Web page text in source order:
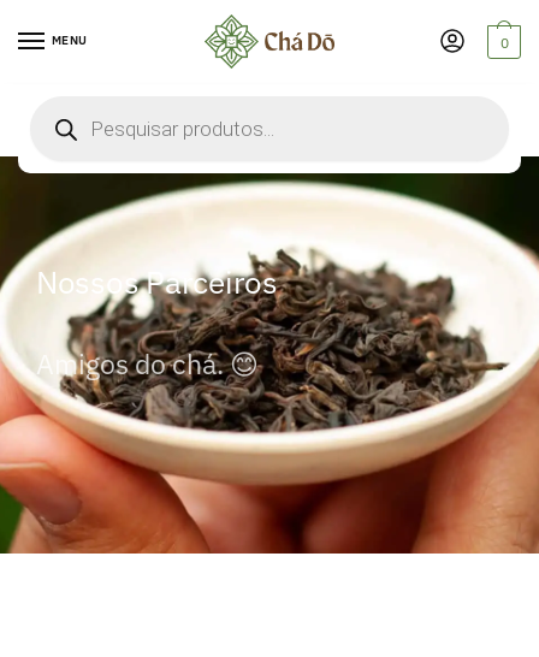
MENU 0
Nossos Parceiros
Amigos do chá. 😊